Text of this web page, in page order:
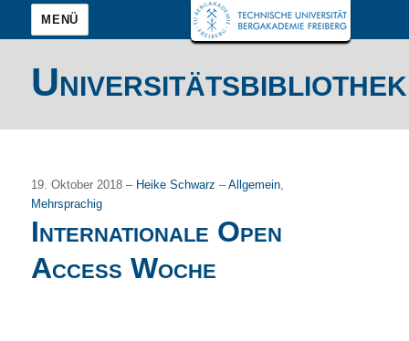
MENÜ
Universitätsbibliothek
19. Oktober 2018 – Heike Schwarz–Allgemein,
Mehrsprachig
Internationale Open
Access Woche